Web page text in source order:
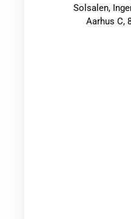
Solsalen,
Aarhus C,